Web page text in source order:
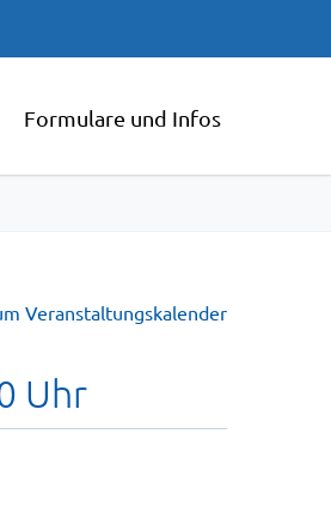
Formulare und Infos
Veranstaltungskalender
Uhr